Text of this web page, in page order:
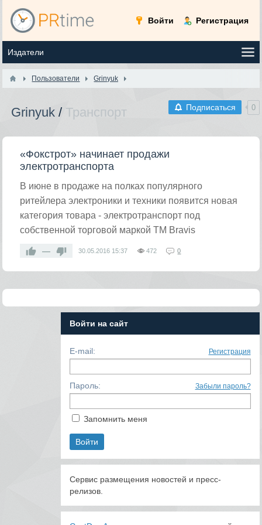
Войти Регистрация
Пользователи Grinyuk
Подписаться 0
Grinyuk / Транспорт
«Фокстрот» начинает продажи
электротранспорта
В июне в продаже на полках популярного
ритейлера электроники и техники появится новая
категория товара - электротранспорт под
собственной торговой маркой ТМ Bravis
— 30.05.2016 15:37 472 0
Войти на сайт
E-mail: Регистрация
Пароль: Забыли пароль?
Запомнить меня
Сервис размещения новостей и пресс-
релизов.